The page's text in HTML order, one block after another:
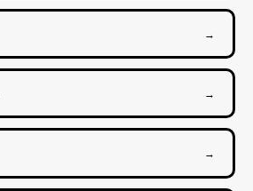
→
→
→